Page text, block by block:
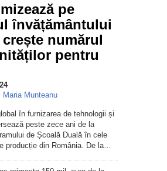
pe
învățământului
numărul
pentru
Maria Munteanu
în furnizarea de tehnologii și
peste zece ani de la
de Școală Duală în cele
producție din România. De la…